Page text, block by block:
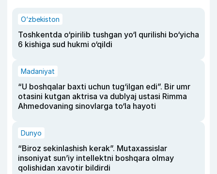
O‘zbekiston
Toshkentda o‘pirilib tushgan yo‘l qurilishi bo‘yicha
6 kishiga sud hukmi o‘qildi
Madaniyat
“U boshqalar baxti uchun tug‘ilgan edi”. Bir umr
otasini kutgan aktrisa va dublyaj ustasi Rimma
Ahmedovaning sinovlarga to‘la hayoti
Dunyo
“Biroz sekinlashish kerak”. Mutaxassislar
insoniyat sun’iy intellektni boshqara olmay
qolishidan xavotir bildirdi